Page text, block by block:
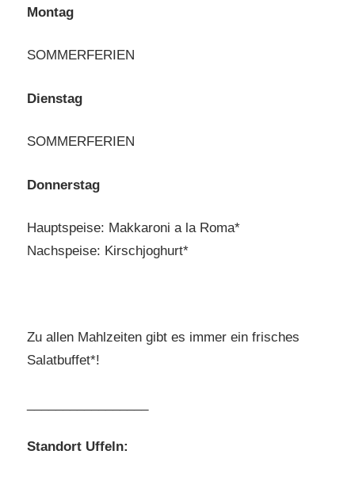
Montag
SOMMERFERIEN
Dienstag
SOMMERFERIEN
Donnerstag
Hauptspeise: Makkaroni a la Roma*
Nachspeise: Kirschjoghurt*
Zu allen Mahlzeiten gibt es immer ein frisches
Salatbuffet*!
Standort Uffeln: